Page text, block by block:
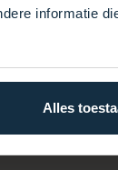
informatie
Alles